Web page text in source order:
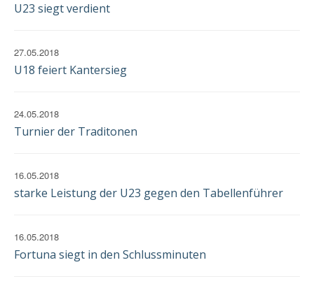
U23 siegt verdient
27.05.2018
U18 feiert Kantersieg
24.05.2018
Turnier der Traditonen
16.05.2018
starke Leistung der U23 gegen den Tabellenführer
16.05.2018
Fortuna siegt in den Schlussminuten